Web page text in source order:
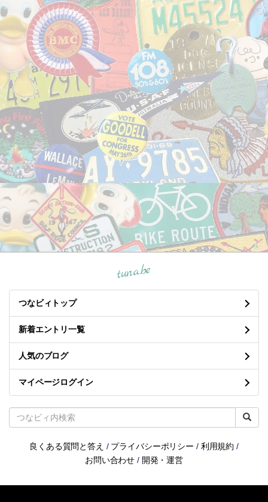
tuna.be
つなビィトップ
新着エントリ一覧
人気のブログ
マイページログイン
良くある質問と答え / プライバシーポリシー / 利用規約 /
お問い合わせ / 開発・運営